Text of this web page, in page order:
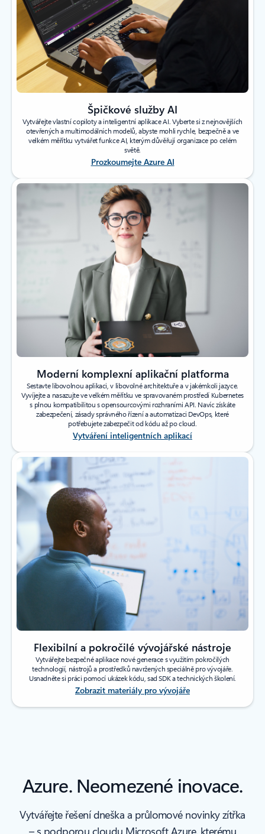
Špičkové služby AI
Vytvářejte vlastní copiloty a inteligentní aplikace AI. Vyberte si z nejnovějších
otevřených a multimodálních modelů, abyste mohli rychle, bezpečně a ve
velkém měřítku vytvářet funkce AI, kterým důvěřují organizace po celém
světě.
Prozkoumejte Azure AI
Moderní komplexní aplikační platforma
Sestavte libovolnou aplikaci, v libovolné architektuře a v jakémkoli jazyce.
Vyvíjejte a nasazujte ve velkém měřítku ve spravovaném prostředí Kubernetes
s plnou kompatibilitou s opensourcovými rozhraními API. Navíc získáte
zabezpečení, zásady správného řízení a automatizaci DevOps, které
potřebujete zabezpečit od kódu až po cloud.
Vytváření inteligentních aplikací
Flexibilní a pokročilé vývojářské nástroje
Vytvářejte bezpečné aplikace nové generace s využitím pokročilých
technologií, nástrojů a prostředků navržených speciálně pro vývojáře.
Usnadněte si práci pomocí ukázek kódu, sad SDK a technických školení.
Zobrazit materiály pro vývojáře
Azure. Neomezené inovace.
Vytvářejte řešení dneška a průlomové novinky zítřka
– s podporou cloudu Microsoft Azure, kterému